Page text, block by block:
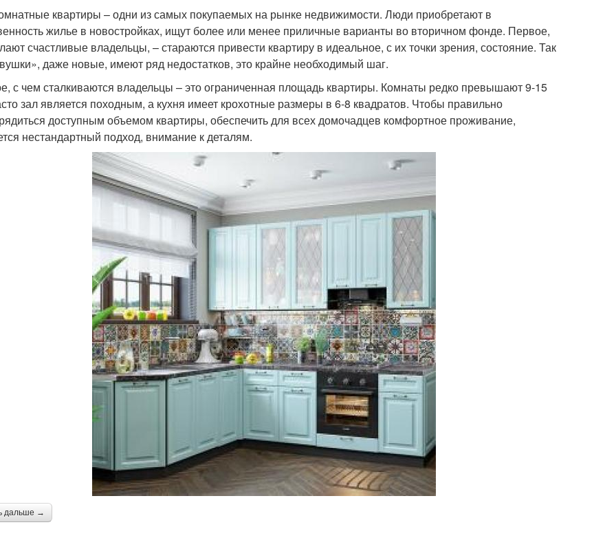
квартиры – одни из самых покупаемых на рынке недвижимости. Люди приобретают в
жилье в новостройках, ищут более или менее приличные варианты во вторичном фонде. Первое,
счастливые владельцы, – стараются привести квартиру в идеальное, с их точки зрения, состояние. Так
даже новые, имеют ряд недостатков, это крайне необходимый шаг.
с чем сталкиваются владельцы – это ограниченная площадь квартиры. Комнаты редко превышают 9-15
зал является походным, а кухня имеет крохотные размеры в 6-8 квадратов. Чтобы правильно
доступным объемом квартиры, обеспечить для всех домочадцев комфортное проживание,
нестандартный подход, внимание к деталям.
дальше →